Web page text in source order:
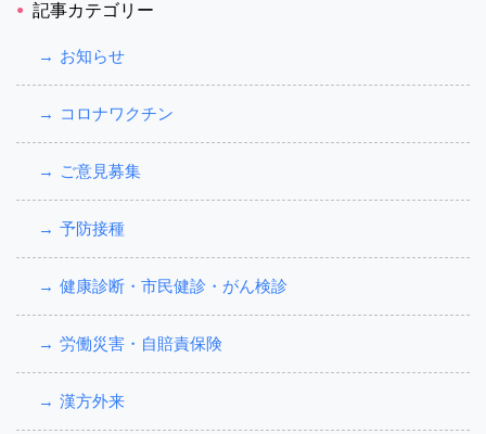
記事カテゴリー
お知らせ
コロナワクチン
ご意見募集
予防接種
健康診断・市民健診・がん検診
労働災害・自賠責保険
漢方外来